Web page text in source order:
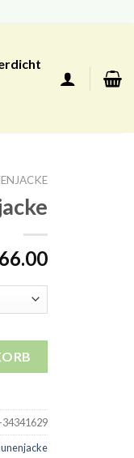
66.00
34341629